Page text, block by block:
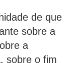
de que
sobre a
a
sobre o fim